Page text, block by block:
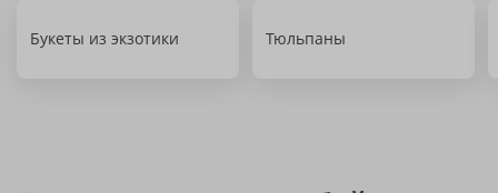
Букеты из экзотики Тюльпаны